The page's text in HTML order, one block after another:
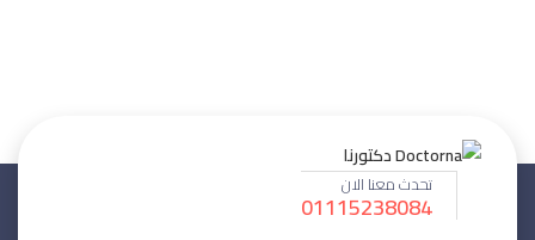
تحدث معنا الان
01115238084